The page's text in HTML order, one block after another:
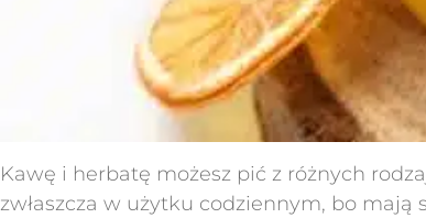
Kawę i herbatę możesz pić z różnych
zwłaszcza w użytku codziennym, bo